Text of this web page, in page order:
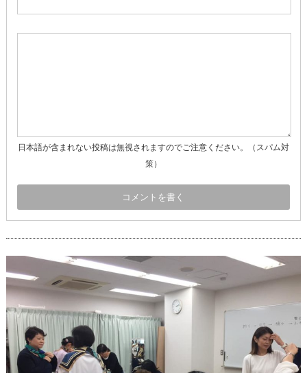
日本語が含まれない投稿は無視されますのでご注意ください。（スパム対
策）